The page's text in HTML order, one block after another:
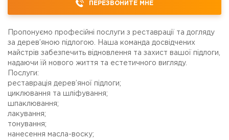
ПЕРЕЗВОНИТЕ МНЕ
Пропонуємо професійні послуги з реставрації та догляду
за дерев’яною підлогою. Наша команда досвідчених
майстрів забезпечить відновлення та захист вашої підлоги,
надаючи їй нового життя та естетичного вигляду.
Послуги:
реставрація дерев’яної підлоги;
циклювання та шліфування;
шпаклювання;
лакування;
тонування;
нанесення масла-воску;